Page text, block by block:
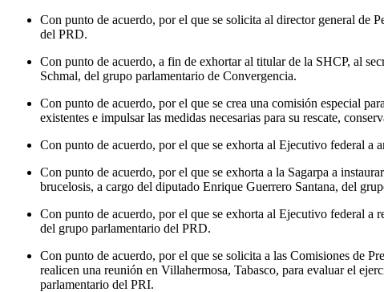
Con punto de acuerdo, por el que se solicita al director general de
del PRD.
Con punto de acuerdo, a fin de exhortar al titular de la SHCP, al
Schmal, del grupo parlamentario de Convergencia.
Con punto de acuerdo, por el que se crea una comisión especial
existentes e impulsar las medidas necesarias para su rescate,
Con punto de acuerdo, por el que se exhorta al Ejecutivo federal
Con punto de acuerdo, por el que se exhorta a la Sagarpa a
brucelosis, a cargo del diputado Enrique Guerrero Santana, del
Con punto de acuerdo, por el que se exhorta al Ejecutivo federal a
del grupo parlamentario del PRD.
Con punto de acuerdo, por el que se solicita a las Comisiones de
realicen una reunión en Villahermosa, Tabasco, para evaluar el
parlamentario del PRI.